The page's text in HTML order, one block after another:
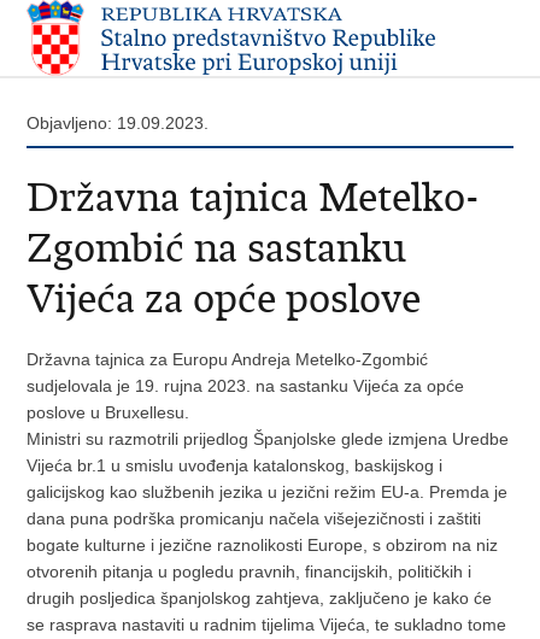
Objavljeno: 19.09.2023.
Državna tajnica Metelko-
Zgombić na sastanku
Vijeća za opće poslove
Državna tajnica za Europu Andreja Metelko-Zgombić
sudjelovala je 19. rujna 2023. na sastanku Vijeća za opće
poslove u Bruxellesu.
Ministri su razmotrili prijedlog Španjolske glede izmjena Uredbe
Vijeća br.1 u smislu uvođenja katalonskog, baskijskog i
galicijskog kao službenih jezika u jezični režim EU-a. Premda je
dana puna podrška promicanju načela višejezičnosti i zaštiti
bogate kulturne i jezične raznolikosti Europe, s obzirom na niz
otvorenih pitanja u pogledu pravnih, financijskih, političkih i
drugih posljedica španjolskog zahtjeva, zaključeno je kako će
se rasprava nastaviti u radnim tijelima Vijeća, te sukladno tome